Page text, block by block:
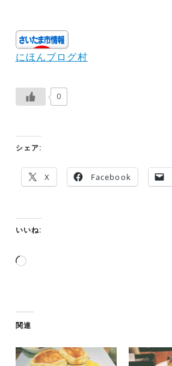
にほんブログ村
0
シェア:
X Facebook
いいね:
読
中…
関連